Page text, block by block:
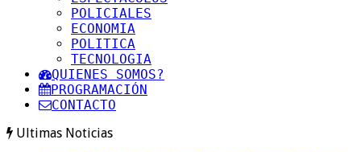
POLICIALES
ECONOMIA
POLITICA
TECNOLOGIA
QUIENES SOMOS?
PROGRAMACIÓN
CONTACTO
Ultimas Noticias